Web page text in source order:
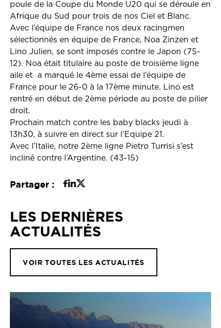
poule de la Coupe du Monde U20 qui se déroule en
Afrique du Sud pour trois de nos Ciel et Blanc.
Avec l’équipe de France nos deux racingmen
sélectionnés en équipe de France, Noa Zinzen et
Lino Julien, se sont imposés contre le Japon (75-
12). Noa était titulaire au poste de troisième ligne
aile et a marqué le 4ème essai de l’équipe de
France pour le 26-0 à la 17ème minute. Lino est
rentré en début de 2ème période au poste de pilier
droit.
Prochain match contre les baby blacks jeudi à
13h30, à suivre en direct sur l’Equipe 21.
Avec l’Italie, notre 2ème ligne Pietro Turrisi s’est
incliné contre l’Argentine. (43-15)
Partager :
LES DERNIÈRES
ACTUALITÉS
VOIR TOUTES LES ACTUALITÉS